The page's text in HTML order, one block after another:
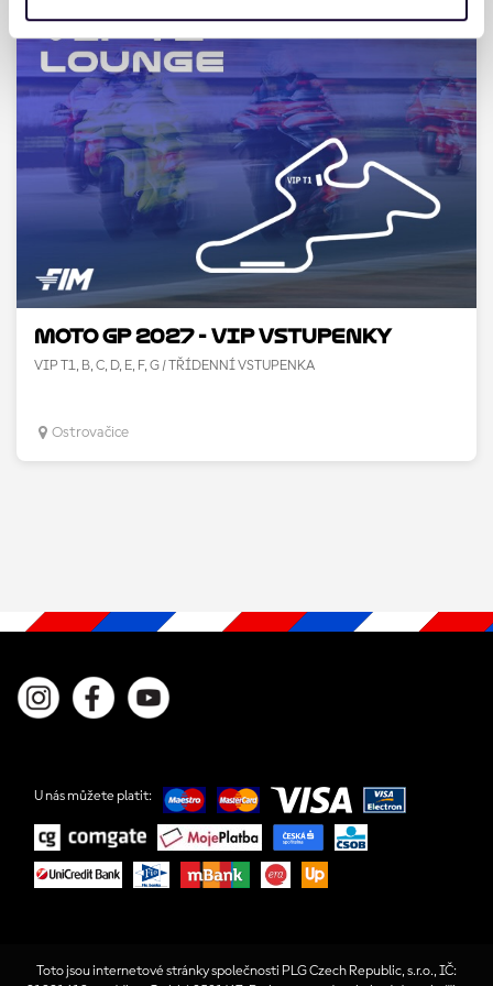
získali v důsledku toho, že používáte jejich služby. Jaké
typy cookies používáme, naleznete níže. Možnosti
zpracování upravíte zaškrtnutím příslušné varianty. Svoji
volbu můžete kdykoliv změnit v zápatí stránky v záložce
„Cookies a jejich nastavení“.
MOTO GP 2027 - VIP vstupenky
VIP T1, B, C, D, E, F, G / TŘÍDENNÍ VSTUPENKA
Ostrovačice
U nás můžete platit:
Toto jsou internetové stránky společnosti PLG Czech Republic, s.r.o., IČ: